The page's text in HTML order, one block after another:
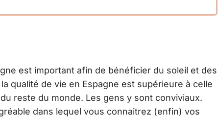
est important afin de bénéficier du soleil et des
qualité de vie en Espagne est supérieure à celle
reste du monde. Les gens y sont conviviaux.
dans lequel vous connaitrez (enfin) vos